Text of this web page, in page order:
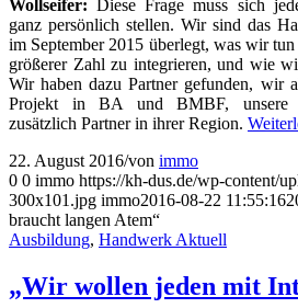
Wollseifer: Diese Frage muss sich
ganz persönlich stellen. Wir sind das
im September 2015 überlegt, was wir
größerer Zahl zu integrieren, und wie
Wir haben dazu Partner gefunden, wir
Projekt in BA und BMBF, unsere
zusätzlich Partner in ihrer Region.
22. August 2016/von immo
0 0 immo https://kh-dus.de/wp-content/
300x101.jpg immo2016-08-22 11:55:16
braucht langen Atem“
Ausbildung, Handwerk Aktuell
„Wir wollen jeden mit